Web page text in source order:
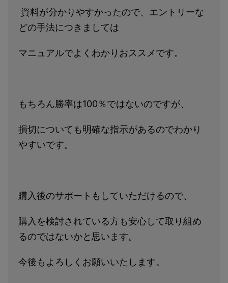
資料が分かりやすかったので、エントリーな
どの手法につきましては
マニュアルでよくわかりおススメです。
もちろん勝率は100％ではないのですが、
損切についても明確な指示があるのでわかり
やすいです。
購入後のサポートもしていただけるので、
購入を検討されている方も安心して取り組め
るのではないかと思います。
今後もよろしくお願いいたします。